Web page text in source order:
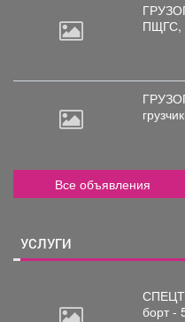
ПЩГС,
Все объявления
УСЛУГИ
борт -